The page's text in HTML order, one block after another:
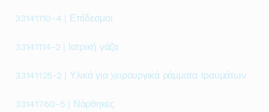
33141110-4 | Επίδεσμοι
33141114-2 | Ιατρική γάζα
33141125-2 | Υλικά για χειρουργικά ράμματα τραυμάτων
33141760-5 | Νάρθηκες